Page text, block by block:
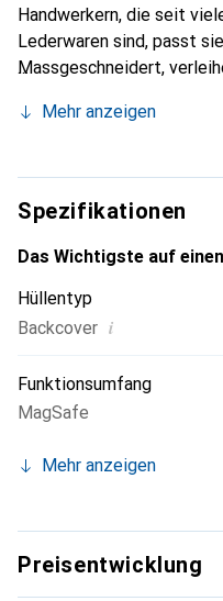
Handwerkern, die seit
Lederwaren sind, passt
Massgeschneidert,
unverzichtbaren
die Marke Noreve eine
anspruchsvolle Kundschaft.
Mehr anzeigen
Spezifikationen
Das Wichtigste auf
Hüllentyp
Backcover i
Funktionsumfang
MagSafe
Mehr anzeigen
Preisentwicklung